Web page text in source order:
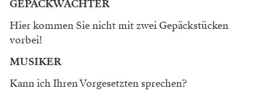
GEPÄCKWÄCHTER
Hier kommen Sie nicht mit zwei Gepäckstücken
vorbei!
MUSIKER
Kann ich Ihren Vorgesetzten sprechen?